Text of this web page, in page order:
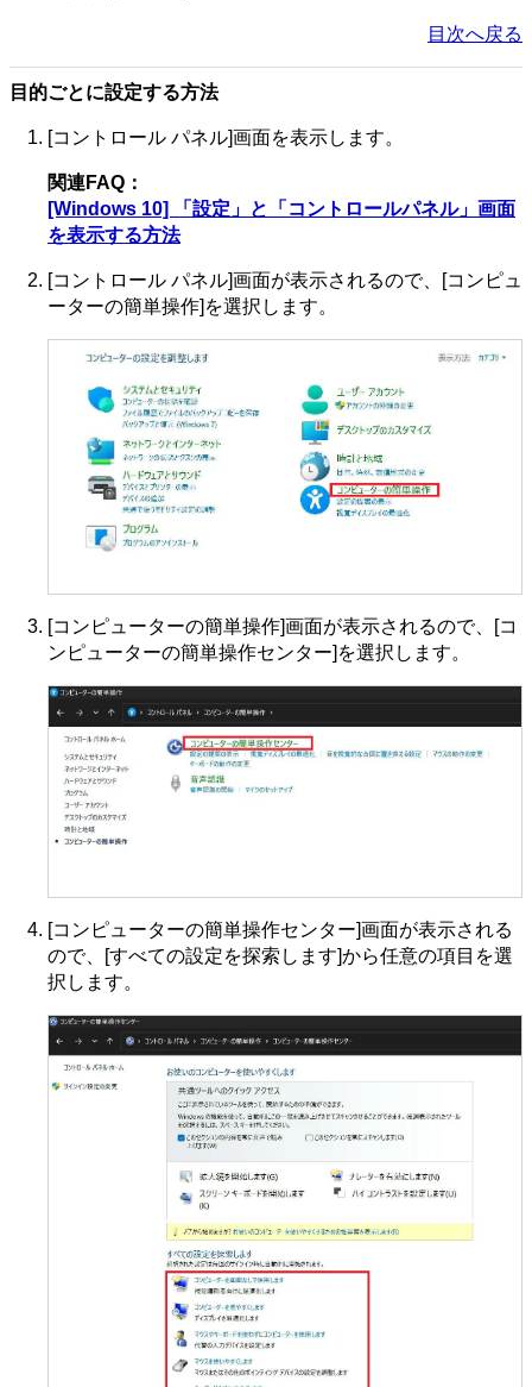
目次へ戻る
目的ごとに設定する方法
[コントロール パネル]画面を表示します。
関連FAQ：
[Windows 10] 「設定」と「コントロールパネル」画面
を表示する方法
[コントロール パネル]画面が表示されるので、[コンピュ
ーターの簡単操作]を選択します。
[コンピューターの簡単操作]画面が表示されるので、[コ
ンピューターの簡単操作センター]を選択します。
[コンピューターの簡単操作センター]画面が表示される
ので、[すべての設定を探索します]から任意の項目を選
択します。